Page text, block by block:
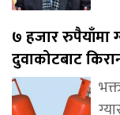
७ हजार रुपैयाँमा
दुवाकोटबाट